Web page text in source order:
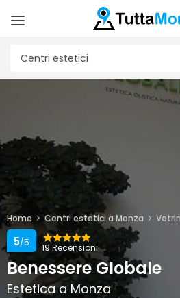
Home Centri estetici a Monza
19 Recensioni
5/5
Benessere Globale
Estetica a Monza